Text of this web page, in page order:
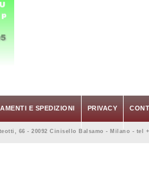
E SPEDIZIONI PRIVACY
66 - 20092 Cinisello Balsamo - Milano - tel